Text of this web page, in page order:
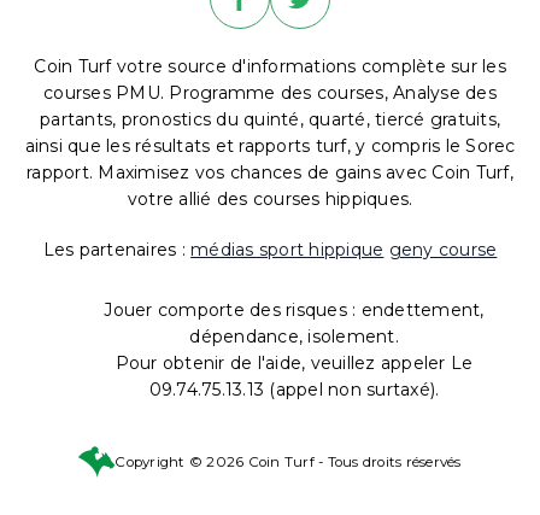
Coin Turf votre source d'informations complète sur les
courses PMU. Programme des courses, Analyse des
partants, pronostics du quinté, quarté, tiercé gratuits,
ainsi que les résultats et rapports turf, y compris le Sorec
rapport. Maximisez vos chances de gains avec Coin Turf,
votre allié des courses hippiques.
Les partenaires : médias sport hippique geny course
Jouer comporte des risques : endettement,
dépendance, isolement.
Pour obtenir de l'aide, veuillez appeler Le
09.74.75.13.13 (appel non surtaxé).
Copyright © 2026 Coin Turf - Tous droits réservés